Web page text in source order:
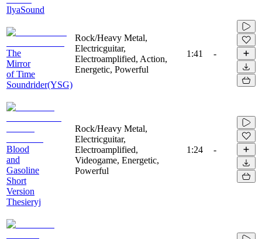
IlyaSound
The
Mirror
of Time
Soundrider(YSG)
Rock/Heavy Metal,
Electricguitar,
Electroamplified, Action,
Energetic, Powerful
1:41 -
Blood
and
Gasoline
Short
Version
Thesieryj
Rock/Heavy Metal,
Electricguitar,
Electroamplified,
Videogame, Energetic,
Powerful
1:24 -